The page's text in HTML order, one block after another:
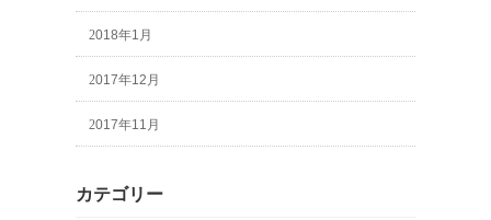
2018年1月
2017年12月
2017年11月
カテゴリー